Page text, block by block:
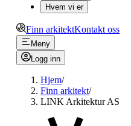
Hvem vi er
Finn arkitektKontakt oss
Meny
Logg inn
Hjem/
Finn arkitekt/
LINK Arkitektur AS